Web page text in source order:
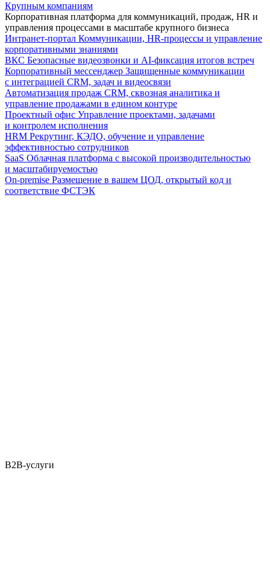
Крупным компаниям
Корпоративная платформа для коммуникаций, продаж, HR и
управления процессами в масштабе крупного бизнеса
Интранет-портал Коммуникации, HR-процессы и управление
корпоративными знаниями
ВКС Безопасные видеозвонки и AI-фиксация итогов встреч
Корпоративный мессенджер Защищенные коммуникации
с интеграцией CRM, задач и видеосвязи
Автоматизация продаж CRM, сквозная аналитика и
управление продажами в едином контуре
Проектный офис Управление проектами, задачами
и контролем исполнения
HRM Рекрутинг, КЭДО, обучение и управление
эффективностью сотрудников
SaaS Облачная платформа с высокой производительностью
и масштабируемостью
On-premise Размещение в вашем ЦОД, открытый код и
соответствие ФСТЭК
B2B-услуги